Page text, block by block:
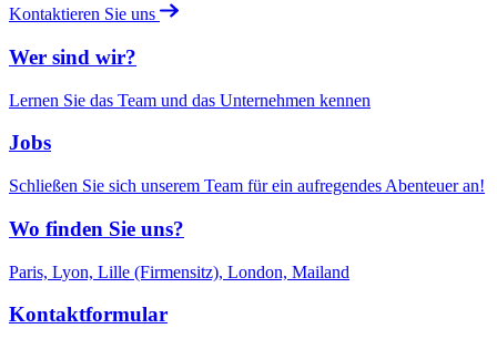
Kontaktieren Sie uns
Wer sind wir?
Lernen Sie das Team und das Unternehmen kennen
Jobs
Schließen Sie sich unserem Team für ein aufregendes Abenteuer an!
Wo finden Sie uns?
Paris, Lyon, Lille (Firmensitz), London, Mailand
Kontaktformular